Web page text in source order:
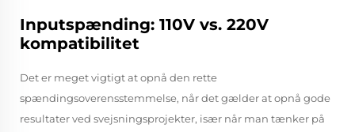
Inputspænding: 110V vs. 220V
kompatibilitet
Det er meget vigtigt at opnå den rette
spændingsoverensstemmelse, når det gælder at opnå gode
resultater ved svejsningsprojekter, især når man tænker på